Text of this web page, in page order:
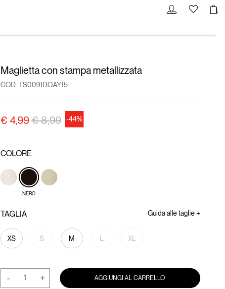
Maglietta con stampa metallizzata
COD: TS0091DOAY15
€ 4,99Price reduced from
€ 8,99to-44%
COLORE
NERO
TAGLIA
XS S M XL
Guida alle taglie +
- + AGGIUNGI AL CARRELLO